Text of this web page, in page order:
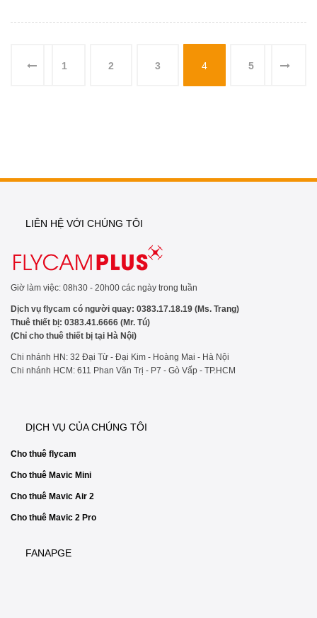
1 2 3 4 5
LIÊN HỆ VỚI CHÚNG TÔI
Giờ làm việc: 08h30 - 20h00 các ngày trong tuần
Dịch vụ flycam có người quay: 0383.17.18.19 (Ms. Trang)
Thuê thiết bị: 0383.41.6666 (Mr. Tú)
(Chỉ cho thuê thiết bị tại Hà Nội)
Chi nhánh HN: 32 Đại Từ - Đại Kim - Hoàng Mai - Hà Nội
Chi nhánh HCM: 611 Phan Văn Trị - P7 - Gò Vấp - TP.HCM
DỊCH VỤ CỦA CHÚNG TÔI
Cho thuê flycam
Cho thuê Mavic Mini
Cho thuê Mavic Air 2
Cho thuê Mavic 2 Pro
FANAPGE